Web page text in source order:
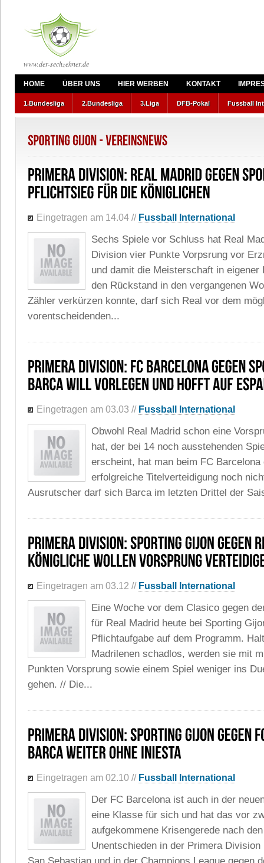
www.der-sechzehner.de
HOME ÜBER UNS HIER WERBEN KONTAKT
1.Bundesliga 2.Bundesliga 3.Liga DFB-Pokal Fussball
Eingetragen am 14.04 // Fussball International
Sechs Spiele vor Schluss hat Real
Division vier Punkte Vorpsrung vor
und damit die Meisterschaft in eigener
den Rückstand in den vergangenen
Zähler verkürzen konnte, darf sich Real vor dem
vorentscheidenden...
Eingetragen am 03.03 // Fussball International
Obwohl Real Madrid schon eine
hat, der bei 14 noch ausstehenden
erscheint, hat man beim FC Barcelona
erfolgreiche Titelverteidigung noch
Ausrutscher darf sich Barca im letzten Drittel der
Eingetragen am 03.12 // Fussball International
Eine Woche vor dem Clasico gegen
für Real Madrid heute bei Sporting
Pflichtaufgabe auf dem Programm.
Madrilenen schadlos, werden sie mit
Punkten Vorsprung sowie einem Spiel weniger ins
gehen. // Die...
Eingetragen am 02.10 // Fussball International
Der FC Barcelona ist auch in der
eine Klasse für sich und hat das vor
aufgekommene Krisengerede nach
Unentschieden in der Primera Division
San Sebastian und in der Champions League gegen